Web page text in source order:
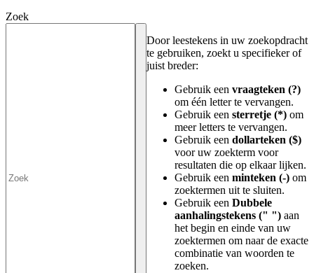
Zoek
Door leestekens in uw zoekopdracht
te gebruiken, zoekt u specifieker of
juist breder:
Gebruik een vraagteken (?)
om één letter te vervangen.
Gebruik een sterretje (*) om
meer letters te vervangen.
Gebruik een dollarteken ($)
voor uw zoekterm voor
resultaten die op elkaar lijken.
Gebruik een minteken (-) om
zoektermen uit te sluiten.
Gebruik een Dubbele
aanhalingstekens (" ") aan
het begin en einde van uw
zoektermen om naar de exacte
combinatie van woorden te
zoeken.